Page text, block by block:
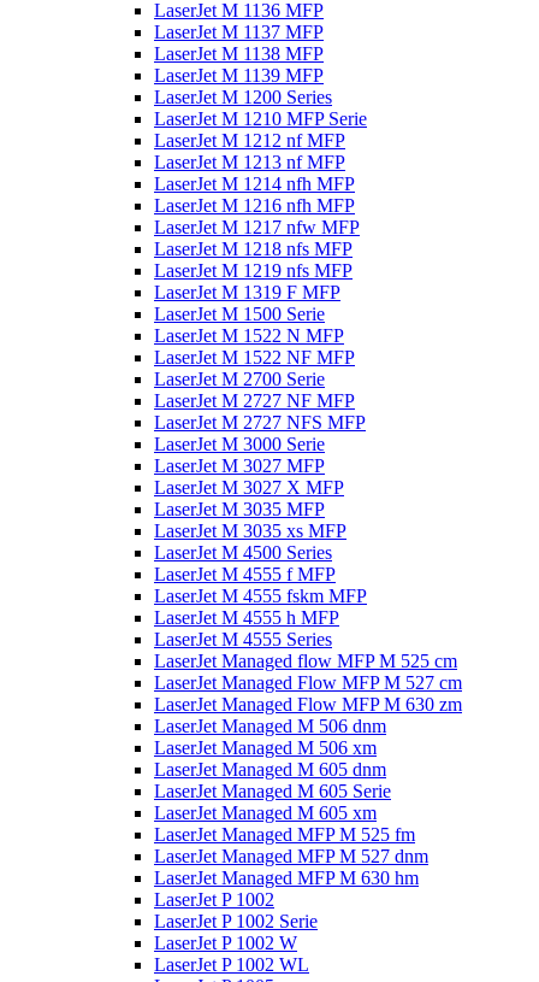
LaserJet M 1136 MFP
LaserJet M 1137 MFP
LaserJet M 1138 MFP
LaserJet M 1139 MFP
LaserJet M 1200 Series
LaserJet M 1210 MFP Serie
LaserJet M 1212 nf MFP
LaserJet M 1213 nf MFP
LaserJet M 1214 nfh MFP
LaserJet M 1216 nfh MFP
LaserJet M 1217 nfw MFP
LaserJet M 1218 nfs MFP
LaserJet M 1219 nfs MFP
LaserJet M 1319 F MFP
LaserJet M 1500 Serie
LaserJet M 1522 N MFP
LaserJet M 1522 NF MFP
LaserJet M 2700 Serie
LaserJet M 2727 NF MFP
LaserJet M 2727 NFS MFP
LaserJet M 3000 Serie
LaserJet M 3027 MFP
LaserJet M 3027 X MFP
LaserJet M 3035 MFP
LaserJet M 3035 xs MFP
LaserJet M 4500 Series
LaserJet M 4555 f MFP
LaserJet M 4555 fskm MFP
LaserJet M 4555 h MFP
LaserJet M 4555 Series
LaserJet Managed flow MFP M 525 cm
LaserJet Managed Flow MFP M 527 cm
LaserJet Managed Flow MFP M 630 zm
LaserJet Managed M 506 dnm
LaserJet Managed M 506 xm
LaserJet Managed M 605 dnm
LaserJet Managed M 605 Serie
LaserJet Managed M 605 xm
LaserJet Managed MFP M 525 fm
LaserJet Managed MFP M 527 dnm
LaserJet Managed MFP M 630 hm
LaserJet P 1002
LaserJet P 1002 Serie
LaserJet P 1002 W
LaserJet P 1002 WL